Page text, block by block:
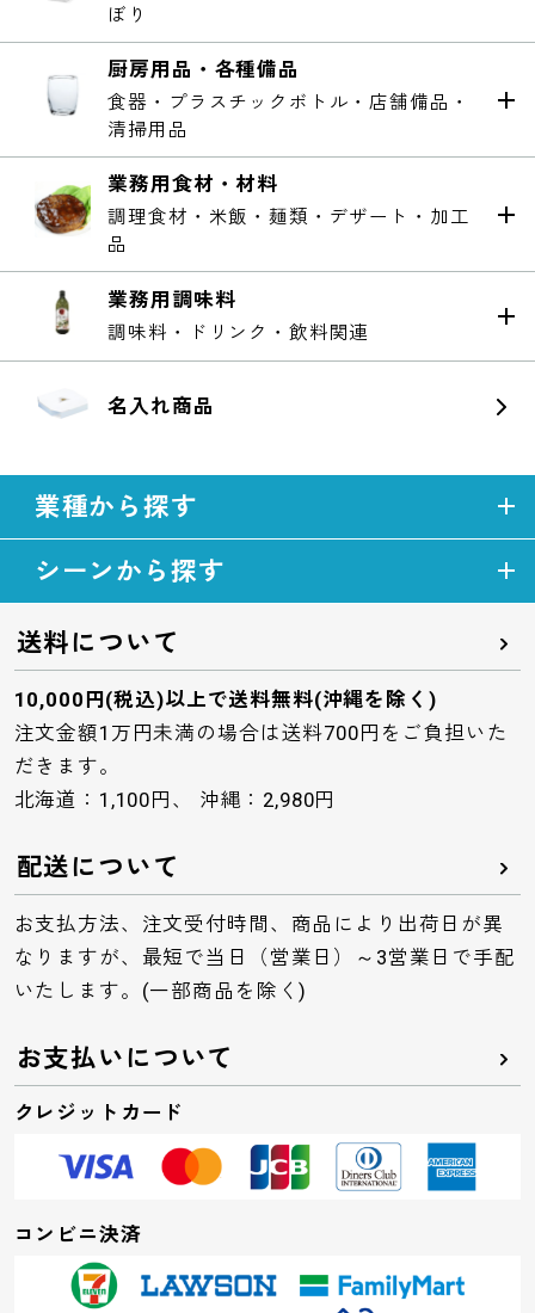
ぼり
厨房用品・各種備品
食器・プラスチックボトル・店舗備品・
清掃用品
業務用食材・材料
調理食材・米飯・麺類・デザート・加工
品
業務用調味料
調味料・ドリンク・飲料関連
名入れ商品
業種から探す
シーンから探す
送料について
10,000円(税込)以上で送料無料(沖縄を除く)
注文金額1万円未満の場合は送料700円をご負担いた
だきます。
北海道：1,100円、 沖縄：2,980円
配送について
お支払方法、注文受付時間、商品により出荷日が異
なりますが、最短で当日（営業日）～3営業日で手配
いたします。(一部商品を除く)
お支払いについて
クレジットカード
コンビニ決済